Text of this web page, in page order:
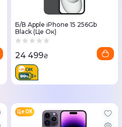
Б/В Apple iPhone 15 256Gb
Black (Це Ок)
24 499₴
Це ОК